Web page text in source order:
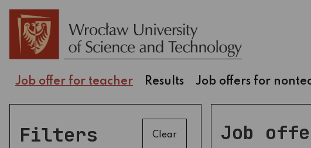
Job offer for teacher Results Job offers for
Filters Clear Job